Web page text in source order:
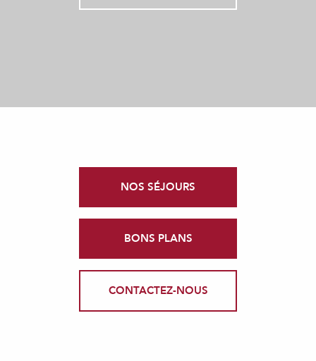
NOS SÉJOURS
BONS PLANS
CONTACTEZ-NOUS